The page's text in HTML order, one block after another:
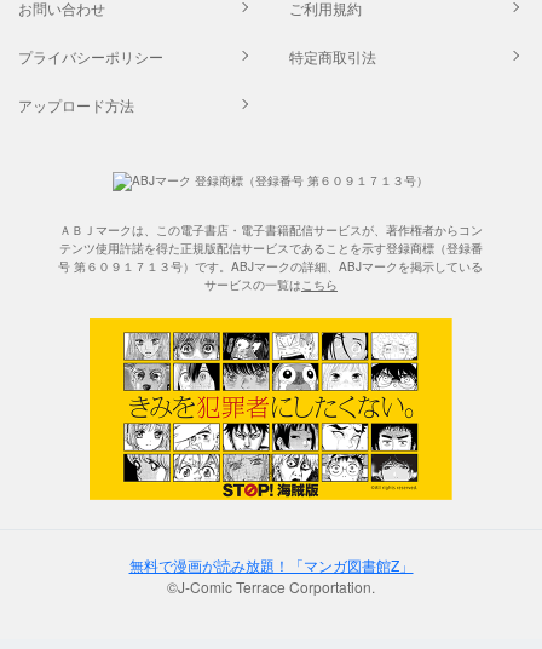
お問い合わせ ご利用規約
プライバシーポリシー 特定商取引法
アップロード方法
ＡＢＪマークは、この電子書店・電子書籍配信サービスが、著作権者からコン
テンツ使用許諾を得た正規版配信サービスであることを示す登録商標（登録番
号 第６０９１７１３号）です。ABJマークの詳細、ABJマークを掲示している
サービスの一覧はこちら
無料で漫画が読み放題！「マンガ図書館Z」
©J-Comic Terrace Corportation.